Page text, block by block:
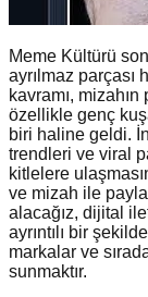
Meme Kültürü
ayrılmaz
kavramı,
özellikle genç
biri haline geldi.
trendleri ve viral
kitlelere
ve mizah ile
alacağız, dijital
ayrıntılı bir
markalar ve
sunmaktır.